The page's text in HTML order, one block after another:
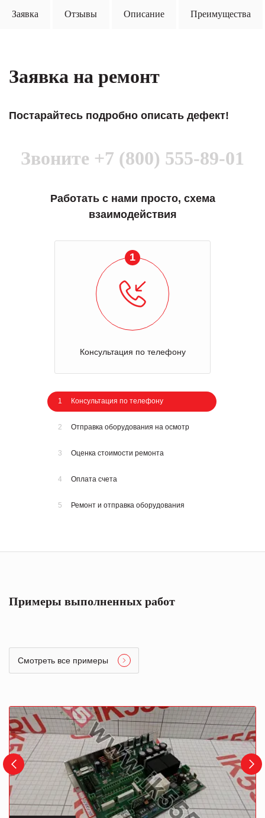
Заявка Отзывы Описание Преимущества
Заявка на ремонт
Постарайтесь подробно описать дефект!
Звоните +7 (800) 555-89-01
Работать с нами просто, схема
взаимодействия
1
Консультация по телефону
1 Консультация по телефону
2 Отправка оборудования на осмотр
3 Оценка стоимости ремонта
4 Оплата счета
5 Ремонт и отправка оборудования
Примеры выполненных работ
Смотреть все примеры